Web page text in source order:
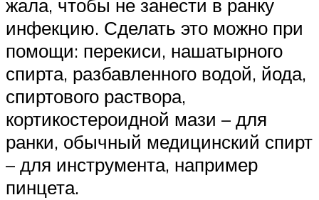
жала, чтобы не занести в ранку
инфекцию. Сделать это можно при
помощи: перекиси, нашатырного
спирта, разбавленного водой, йода,
спиртового раствора,
кортикостероидной мази – для
ранки, обычный медицинский спирт
– для инструмента, например
пинцета.